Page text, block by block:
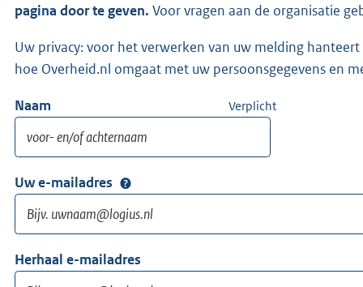
pagina door te geven. Voor vragen aan de organisatie
Uw privacy: voor het verwerken van uw melding
hoe Overheid.nl omgaat met uw persoonsgegevens en
Naam Verplicht
Uw e-mailadres
Herhaal e-mailadres